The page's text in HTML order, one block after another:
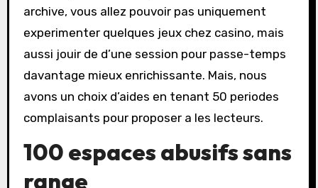
archive, vous allez pouvoir pas uniquement
experimenter quelques jeux chez casino, mais
aussi jouir de d’une session pour passe-temps
davantage mieux enrichissante. Mais, nous
avons un choix d’aides en tenant 50 periodes
complaisants pour proposer a les lecteurs.
100 espaces abusifs sans
range